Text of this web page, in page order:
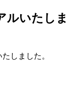
ルいたしま
しました。